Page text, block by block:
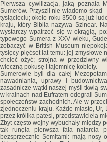
Pierwsza cywilizacja, jaką poznała
Sumerów. Przyszli nie wiadomo skąd
tysiącleciu; około roku 3500 są już
kraju, który Biblia nazywa Szinear.
wystarczy wpatrzeć się w okrągłą,
typowego Sumera z XXV wieku,
zobaczyć w British Museum
tysięcy pięćset lat temu: jej zmysłowe
chcieć ożyć; strojna w przedziwny
wieczną pokusę i tajemnicę kobiety.
Sumerowie byli dla całej
nawadniania, uprawy i
zasadnicze wątki naszej myśli tkwią
w krainach nad Eufratem odegrali
społeczeństw zachodnich. Ale w
zjednoczeniu kraju. Każde miasto, Ur,
przez królika patesi, przedstawiciela
Zbyt często wojny wybuchały między
tak runęła pierwsza fala natarcia
bezsprzecznie Semitami: mają nosy